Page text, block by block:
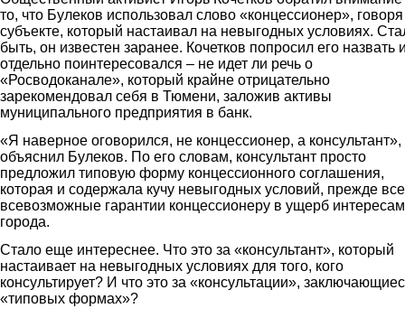
то, что Булеков использовал слово «концессионер»,
субъекте, который настаивал на невыгодных условиях.
быть, он известен заранее. Кочетков попросил его назвать
отдельно поинтересовался – не идет ли речь о
«Росводоканале», который крайне отрицательно
зарекомендовал себя в Тюмени, заложив активы
муниципального предприятия в банк.
«Я наверное оговорился, не концессионер, а консультант»,
объяснил Булеков. По его словам, консультант просто
предложил типовую форму концессионного соглашения,
которая и содержала кучу невыгодных условий, прежде
всевозможные гарантии концессионеру в ущерб интересам
города.
Стало еще интереснее. Что это за «консультант», который
настаивает на невыгодных условиях для того, кого
консультирует? И что это за «консультации»,
«типовых формах»?